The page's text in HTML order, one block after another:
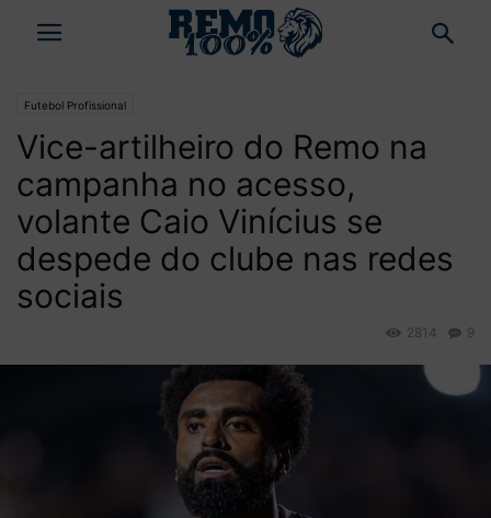
Futebol Profissional
Vice-artilheiro do Remo na
campanha no acesso,
volante Caio Vinícius se
despede do clube nas redes
sociais
9
2814